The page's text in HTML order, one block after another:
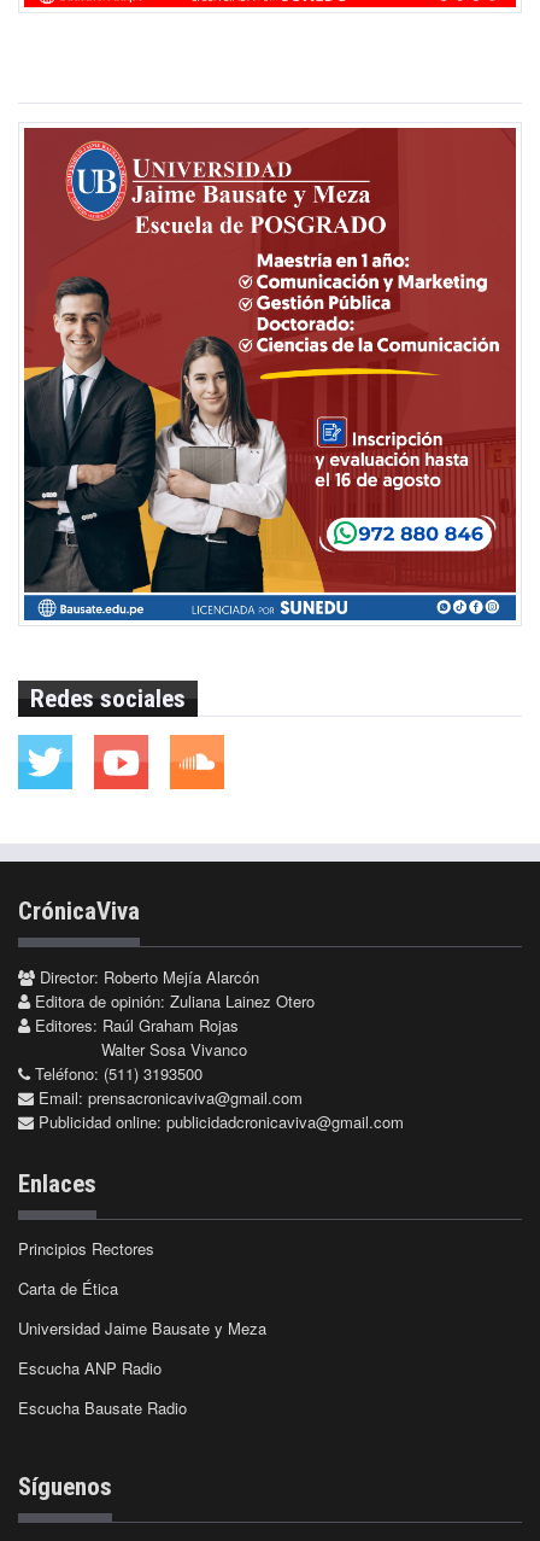
Redes sociales
CrónicaViva
Director: Roberto Mejía Alarcón
Editora de opinión: Zuliana Lainez Otero
Editores: Raúl Graham Rojas
Walter Sosa Vivanco
Teléfono: (511) 3193500
Email: prensacronicaviva@gmail.com
Publicidad online: publicidadcronicaviva@gmail.com
Enlaces
Principios Rectores
Carta de Ética
Universidad Jaime Bausate y Meza
Escucha ANP Radio
Escucha Bausate Radio
Síguenos